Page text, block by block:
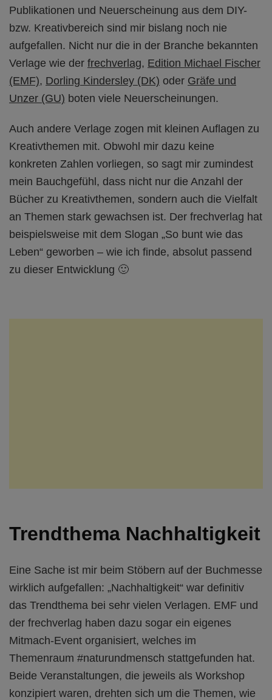
Publikationen und Neuerscheinung aus dem DIY-
bzw. Kreativbereich sind mir bislang noch nie
aufgefallen. Nicht nur die in der Branche bekannten
Verlage wie der frechverlag, Edition Michael Fischer
(EMF), Dorling Kindersley (DK) oder Gräfe und
Unzer (GU) boten viele Neuerscheinungen.
Auch andere Verlage zogen mit kleinen Auflagen zu
Kreativthemen mit. Obwohl mir dazu keine
konkreten Zahlen vorliegen, so sagt mir zumindest
mein Bauchgefühl, dass nicht nur die Anzahl der
Bücher zu Kreativthemen, sondern auch die Vielfalt
an Themen stark gewachsen ist. Der frechverlag hat
beispielsweise mit dem Slogan „So bunt wie das
Leben“ geworben – wie ich finde, absolut passend
zu dieser Entwicklung 🙂
Trendthema Nachhaltigkeit
Eine Sache ist mir beim Stöbern auf der Buchmesse
wirklich aufgefallen: „Nachhaltigkeit“ war definitiv
das Trendthema bei sehr vielen Verlagen. EMF und
der frechverlag haben dazu sogar ein eigenes
Mitmach-Event organisiert, welches im
Themenraum #naturundmensch stattgefunden hat.
Beide Veranstaltungen, die jeweils als Workshop
konzipiert waren, drehten sich um die Themen, wie